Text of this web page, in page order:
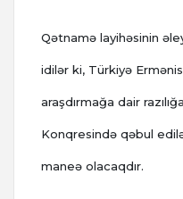
Qətnamə layihəsinin
idilər ki, Türkiyə
araşdırmağa dair
Konqresində qəbul
maneə olacaqdır.